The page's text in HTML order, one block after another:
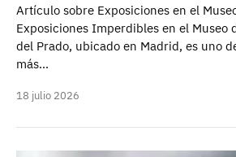
Artículo sobre Exposiciones en el
Exposiciones Imperdibles en el Museo
del Prado, ubicado en Madrid, es uno
más…
18 julio 2026